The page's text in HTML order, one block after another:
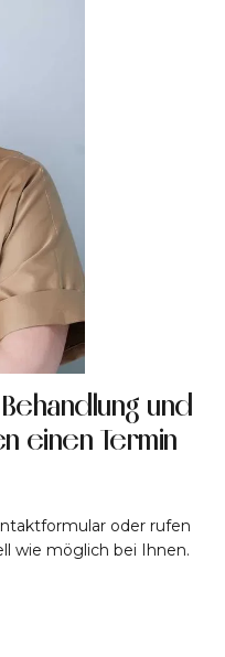
und
einen Termin
oder rufen
wie möglich bei Ihnen.